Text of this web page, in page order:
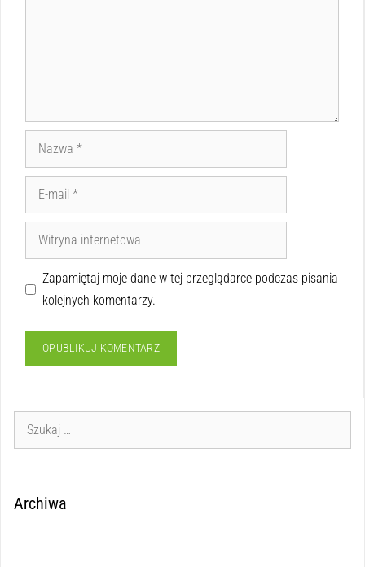
Zapamiętaj moje dane w tej przeglądarce podczas pisania
kolejnych komentarzy.
Archiwa